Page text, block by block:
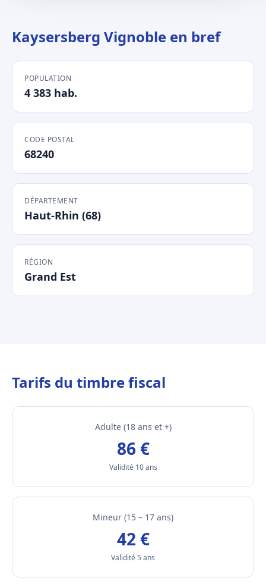
Kaysersberg Vignoble en bref
POPULATION
4 383 hab.
CODE POSTAL
68240
DÉPARTEMENT
Haut-Rhin (68)
RÉGION
Grand Est
Tarifs du timbre fiscal
Adulte (18 ans et +)
86 €
Validité 10 ans
Mineur (15 – 17 ans)
42 €
Validité 5 ans